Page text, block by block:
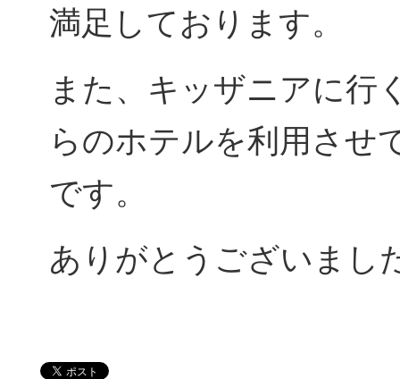
満足しております。
また、キッザニアに行
らのホテルを利用させ
です。
ありがとうございまし